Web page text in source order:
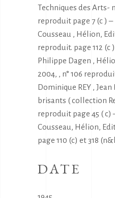
Techniques des Arts-
reproduit page 7 (c )
Cousseau , Hélion,
reproduit. page 112 (c
Philippe Dagen ,
2004, , n° 106
Dominique REY ,
brisants ( collection
reproduit page 45 ( c)
Cousseau, Hélion,
page 110 (c) et 318
DATE